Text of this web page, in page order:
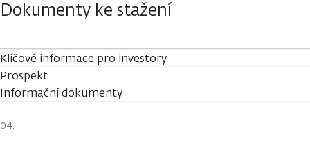
Dokumenty ke stažení
Klíčové informace pro investory
Prospekt
Informační dokumenty